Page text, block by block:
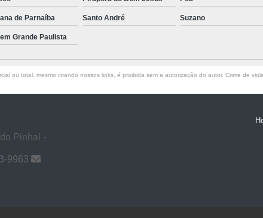
de Parnaíba Santo André Suzano
Grande Paulista
ou total, mesmo citando nossos links, é proibida sem a autorização do autor. Crime de
Pinhal -
9963